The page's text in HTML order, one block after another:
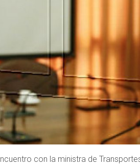
con la ministra de